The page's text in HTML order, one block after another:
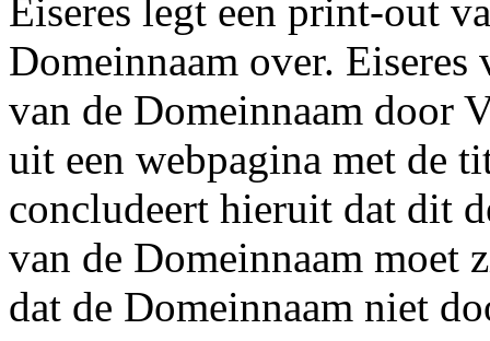
Eiseres legt een print-out
Domeinnaam over.
van de Domeinnaam door
uit een webpagina met de
concludeert hieruit dat dit
van de Domeinnaam moet
dat de Domeinnaam niet